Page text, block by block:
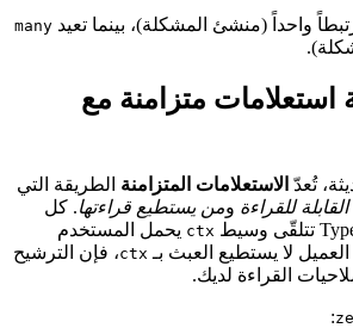
واحداً (منشئ المشكلة)، بينما تعيدmany
كتابة استعلامات متزامنة مع
الاستعلامات المتزامنةالطريقة التي
للقراءةو من يستطيع قراءتها. كل
ctxيحمل المستخدم
لا يستطيع العبث بـctx، فإن الترشيح
القراءة لديك.
: